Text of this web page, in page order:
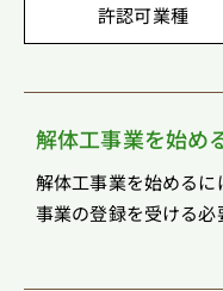
許認可業種
解体工事業を始め
解体工事業を始める
事業の登録を受ける